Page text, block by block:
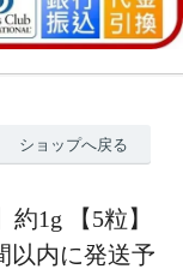
ショップへ戻る
1g 【5粒】
以内に発送予